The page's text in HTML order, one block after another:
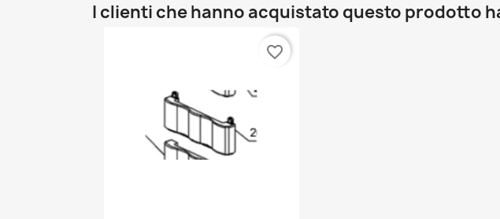
I clienti che hanno acquistato questo prodotto
favorite_border